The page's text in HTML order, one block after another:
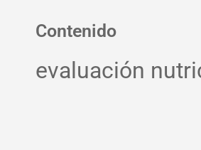
Contenido
evaluación